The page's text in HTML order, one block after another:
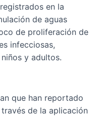
en la
de aguas
de proliferación de
infecciosas,
y adultos.
que han reportado
de la aplicación